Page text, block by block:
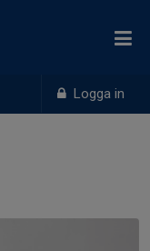
Logga in